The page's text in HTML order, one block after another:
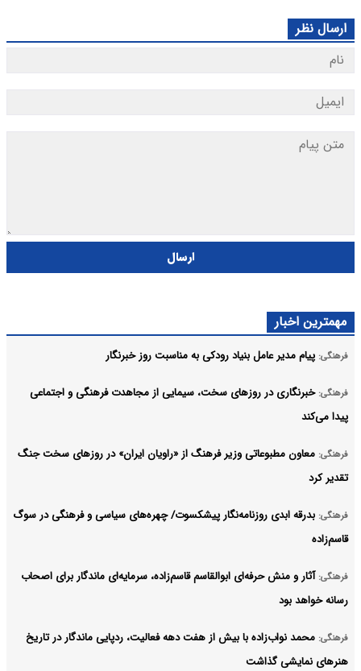
ارسال نظر
ارسال
مهمترین اخبار
فرهنگی: پیام مدیر عامل بنیاد رودکی به مناسبت روز خبرنگار
فرهنگی: خبرنگاری در روزهای سخت، سیمایی از مجاهدت فرهنگی و اجتماعی
پیدا می‌کند
فرهنگی: معاون مطبوعاتی وزیر فرهنگ از «راویان ایران» در روزهای سخت جنگ
تقدیر کرد
فرهنگی: بدرقه ابدی روزنامه‌نگار پیشکسوت/ چهره‌های سیاسی و فرهنگی در سوگ
قاسم‌زاده
فرهنگی: آثار و منش حرفه‌ای ابوالقاسم قاسم‌زاده، سرمایه‌ای ماندگار برای اصحاب
رسانه خواهد بود
فرهنگی: محمد نواب‌زاده با بیش از هفت دهه فعالیت، ردپایی ماندگار در تاریخ
هنرهای نمایشی گذاشت